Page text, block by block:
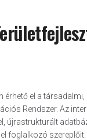
érhető el a
Rendszer. Az
újrastrukturált
foglalkozó